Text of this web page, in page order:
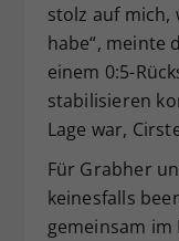
stolz auf mich,
habe“, meinte
einem 0:5-
stabilisieren
Lage war,
Für Grabher
keinesfalls
gemeinsam im